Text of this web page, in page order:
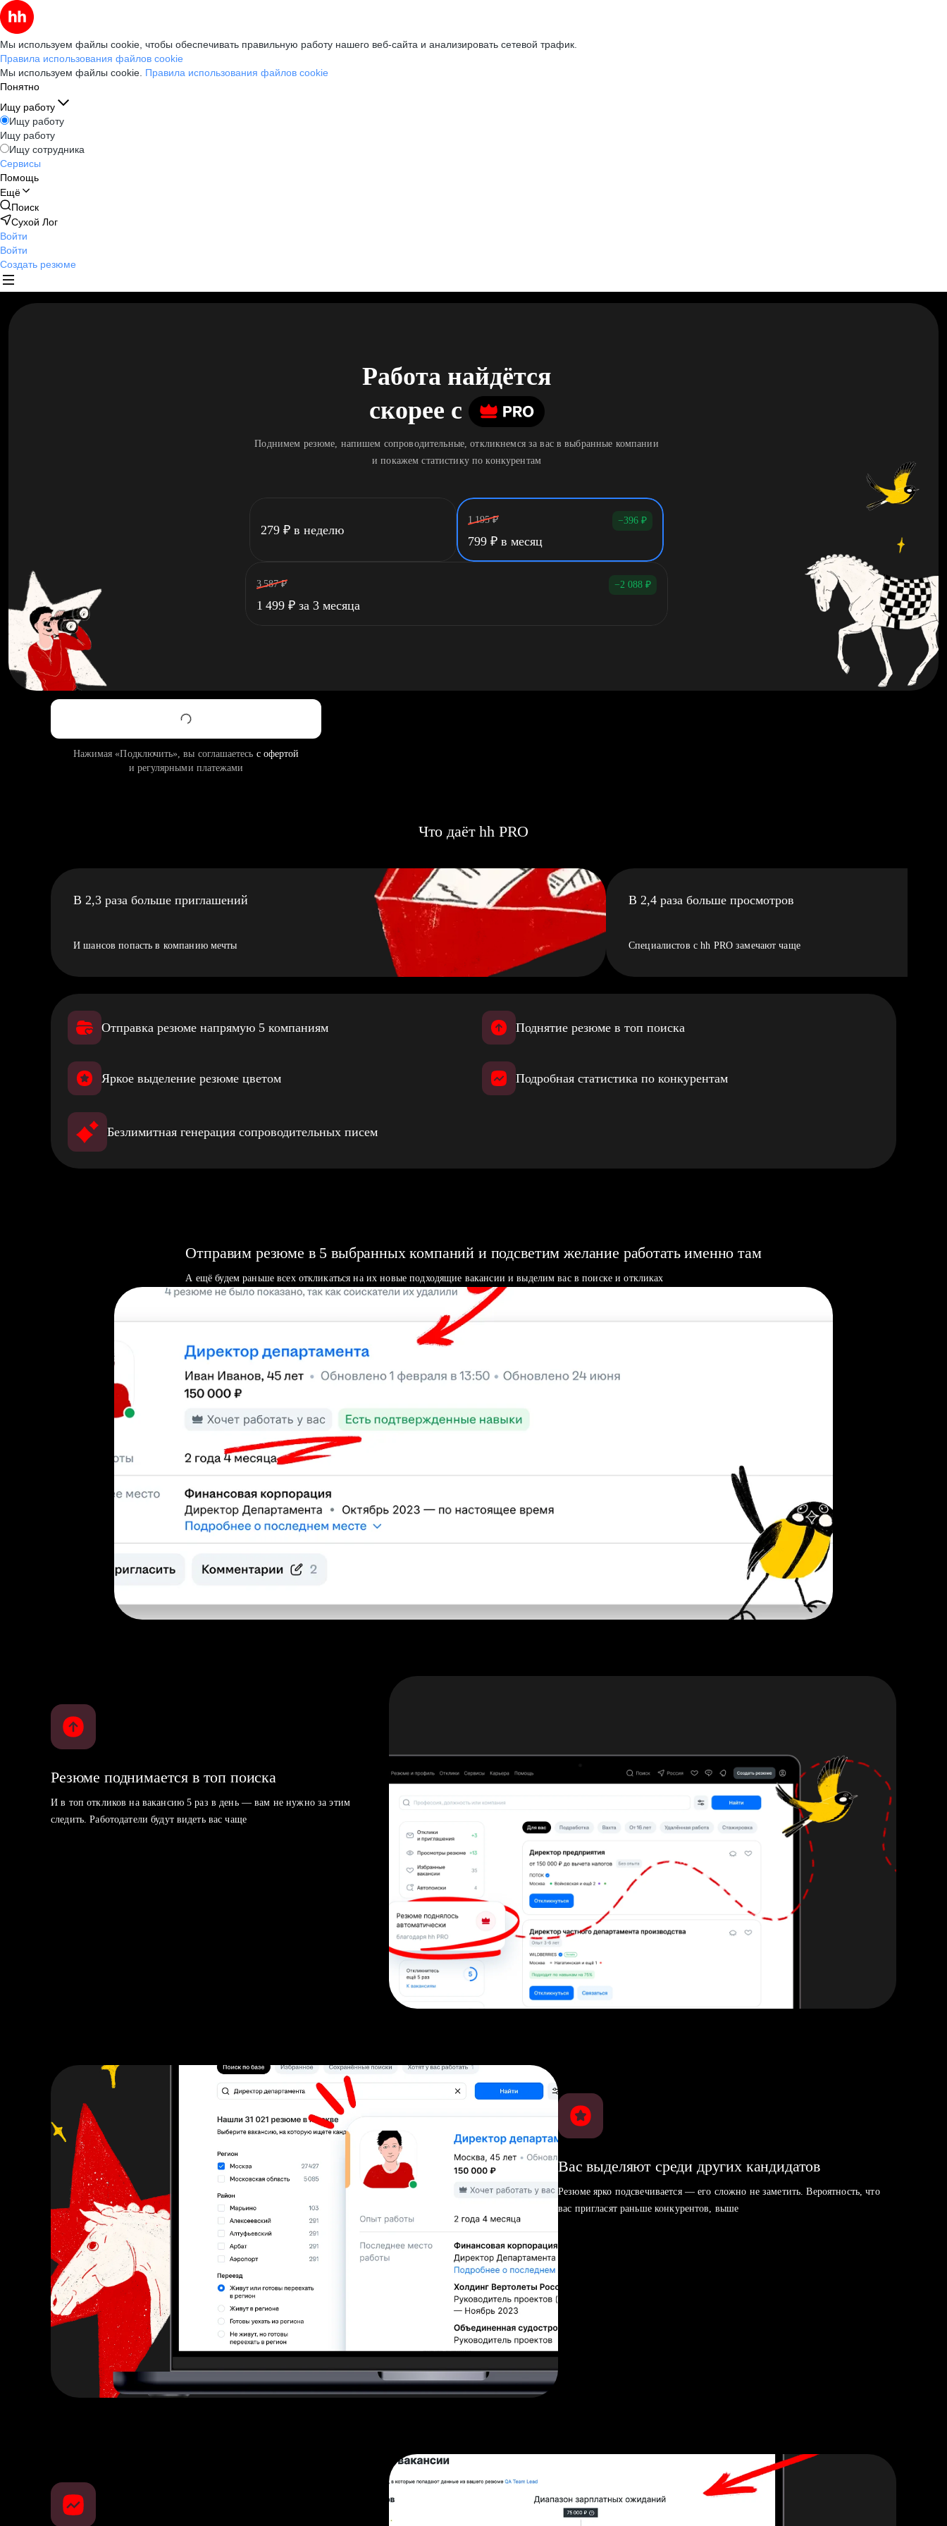
Мы используем файлы cookie, чтобы обеспечивать правильную работу нашего веб-сайта и анализировать сетевой трафик.
Правила использования файлов cookie
Мы используем файлы cookie. Правила использования файлов cookie
Понятно
Ищу работу
Ищу работу
Ищу работу
Ищу сотрудника
Сервисы
Помощь
Ещё
Поиск
Сухой Лог
Войти
Войти
Создать резюме
Работа найдётся
скорее c
Поднимем резюме, напишем сопроводительные, откликнемся за вас в выбранные компании
и покажем статистику по конкурентам
279 ₽ в неделю
1 195 ₽ −396 ₽
799 ₽ в месяц
3 587 ₽ −2 088 ₽
1 499 ₽ за 3 месяца
Нажимая «Подключить», вы соглашаетесь с офертой
и регулярными платежами
Что даёт hh PRO
В 2,3 раза больше приглашений
И шансов попасть в компанию мечты
В 2,4 раза больше просмотров
Специалистов с hh PRO замечают чаще
Отправка резюме напрямую 5 компаниям Поднятие резюме в топ поиска
Яркое выделение резюме цветом Подробная статистика по конкурентам
Безлимитная генерация сопроводительных писем
Отправим резюме в 5 выбранных компаний и подсветим желание работать именно там
А ещё будем раньше всех откликаться на их новые подходящие вакансии и выделим вас в поиске и откликах
Резюме поднимается в топ поиска
И в топ откликов на вакансию 5 раз в день — вам не нужно за этим
следить. Работодатели будут видеть вас чаще
Вас выделяют среди других кандидатов
Резюме ярко подсвечивается — его сложно не заметить. Вероятность, что
вас пригласят раньше конкурентов, выше